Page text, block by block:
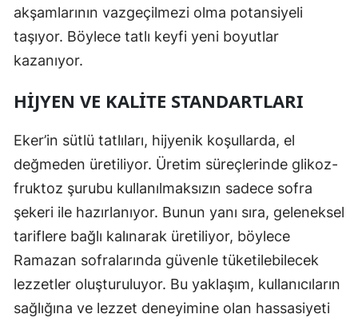
akşamlarının vazgeçilmezi olma potansiyeli
taşıyor. Böylece tatlı keyfi yeni boyutlar
kazanıyor.
HIJYEN VE KALITE STANDARTLARI
Eker’in sütlü tatlıları, hijyenik koşullarda, el
değmeden üretiliyor. Üretim süreçlerinde glikoz-
fruktoz şurubu kullanılmaksızın sadece sofra
şekeri ile hazırlanıyor. Bunun yanı sıra, geleneksel
tariflere bağlı kalınarak üretiliyor, böylece
Ramazan sofralarında güvenle tüketilebilecek
lezzetler oluşturuluyor. Bu yaklaşım, kullanıcıların
sağlığına ve lezzet deneyimine olan hassasiyeti